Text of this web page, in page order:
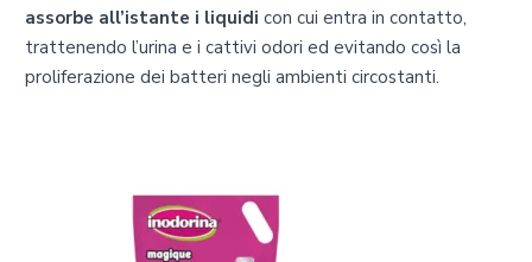
assorbe all’istante i liquidi con cui entra in contatto,
trattenendo l’urina e i cattivi odori ed evitando così la
proliferazione dei batteri negli ambienti circostanti.